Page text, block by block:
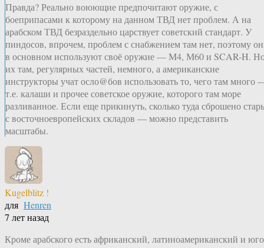
Правда? Реально воюющие предпочитают оружие, с
боеприпасами к которому на данном ТВД нет проблем. А на
арабском ТВД безраздельно царствует советский стандарт. У
пиндосов, впрочем, проблем с снабжением там нет, поэтому
в основном используют своё оружие — М4, М60 и SCAR-H.
их там, регулярных частей, немного, а американские
инструкторы учат осло@бов использовать то, чего там много
т.е. калаши и прочее советское оружие, которого там море
разливанное. Если еще прикинуть, сколько туда сброшено
с восточноевропейских складов — можно представить
масштабы.
Kugelblitz !
для Henren
7 лет назад
Кроме арабского есть африканский, латиноамериканский и